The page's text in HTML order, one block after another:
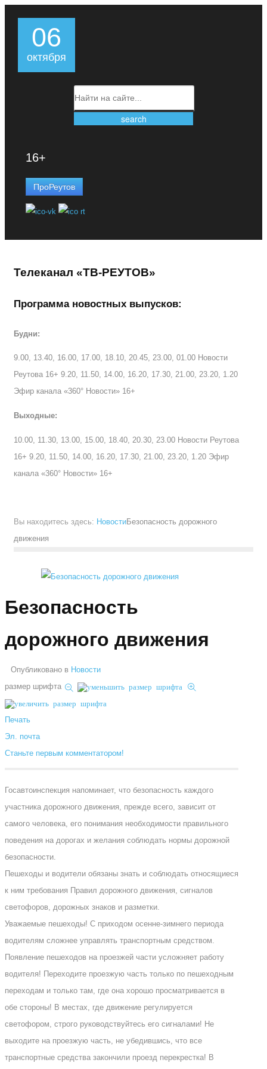
16+
ПроРеутов
Телеканал «ТВ-РЕУТОВ»
Программа новостных выпусков:
Будни:
9.00, 13.40, 16.00, 17.00, 18.10, 20.45, 23.00, 01.00 Новости
Реутова 16+ 9.20, 11.50, 14.00, 16.20, 17.30, 21.00, 23.20, 1.20
Эфир канала «360° Новости» 16+
Выходные:
10.00, 11.30, 13.00, 15.00, 18.40, 20.30, 23.00 Новости Реутова
16+ 9.20, 11.50, 14.00, 16.20, 17.30, 21.00, 23.20, 1.20 Эфир
канала «360° Новости» 16+
Вы находитесь здесь: НовостиБезопасность дорожного
движения
06
октября
Безопасность
дорожного движения
Опубликовано в Новости
размер шрифта
Печать
Эл. почта
Станьте первым комментатором!
Госавтоинспекция напоминает, что безопасность каждого
участника дорожного движения, прежде всего, зависит от
самого человека, его понимания необходимости правильного
поведения на дорогах и желания соблюдать нормы дорожной
безопасности.
Пешеходы и водители обязаны знать и соблюдать относящиеся
к ним требования Правил дорожного движения, сигналов
светофоров, дорожных знаков и разметки.
Уважаемые пешеходы! С приходом осенне-зимнего периода
водителям сложнее управлять транспортным средством.
Появление пешеходов на проезжей части усложняет работу
водителя! Переходите проезжую часть только по пешеходным
переходам и только там, где она хорошо просматривается в
обе стороны! В местах, где движение регулируется
светофором, строго руководствуйтесь его сигналами! Не
выходите на проезжую часть, не убедившись, что все
транспортные средства закончили проезд перекрестка! В